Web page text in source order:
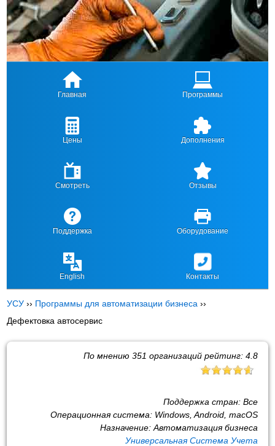
Главная Программы
Цены Дополнения
Смотреть Отзывы
Поддержка Оборудование
English Контакты
УСУ ›› Программы для автоматизации бизнеса ››
Дефектовка автосервис
По мнению 351 организаций рейтинг: 4.8
Поддержка стран: Все
Операционная система: Windows, Android, macOS
Назначение: Автоматизация бизнеса
Универсальная Система Учета